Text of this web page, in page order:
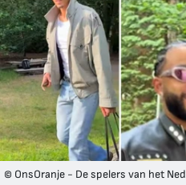
© OnsOranje - De spelers van het